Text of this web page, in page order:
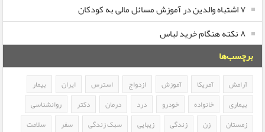
۷ اشتباه والدین در آموزش مسائل مالی به کودکان
۸ نکته هنگام خرید لباس
برچسب‌ها
آرامش آمریکا آموزش ازدواج استرس ایران
بیمار
بیماری
خانواده خودرو درد درمان دکتر
روانشناسی
زمستان
زن زندگی زیبایی سبک زندگی سفر
سلامت